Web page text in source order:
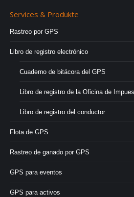
Services & Produkte
Rastreo por GPS
Libro de registro electrónico
Cuaderno de bitácora del GPS
Libro de registro de la Oficina de
Libro de registro del conductor
Flota de GPS
Rastreo de ganado por GPS
GPS para eventos
GPS para activos